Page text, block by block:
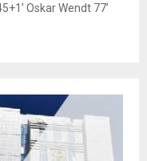
Oskar Wendt 77’